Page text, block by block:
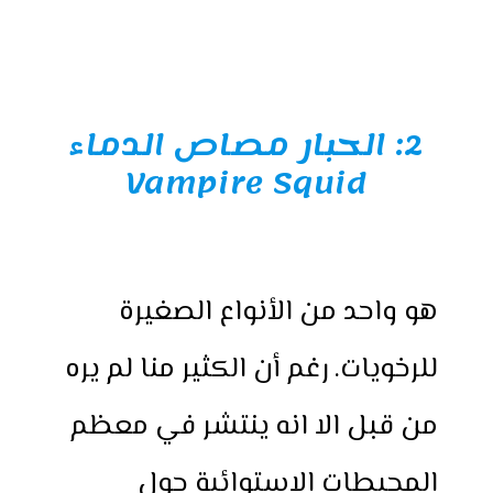
2: الحبار مصاص الدماء
Vampire Squid
هو واحد من الأنواع الصغيرة
للرخويات. رغم أن الكثير منا لم يره
من قبل الا انه ينتشر في معظم
المحيطات الاستوائية حول